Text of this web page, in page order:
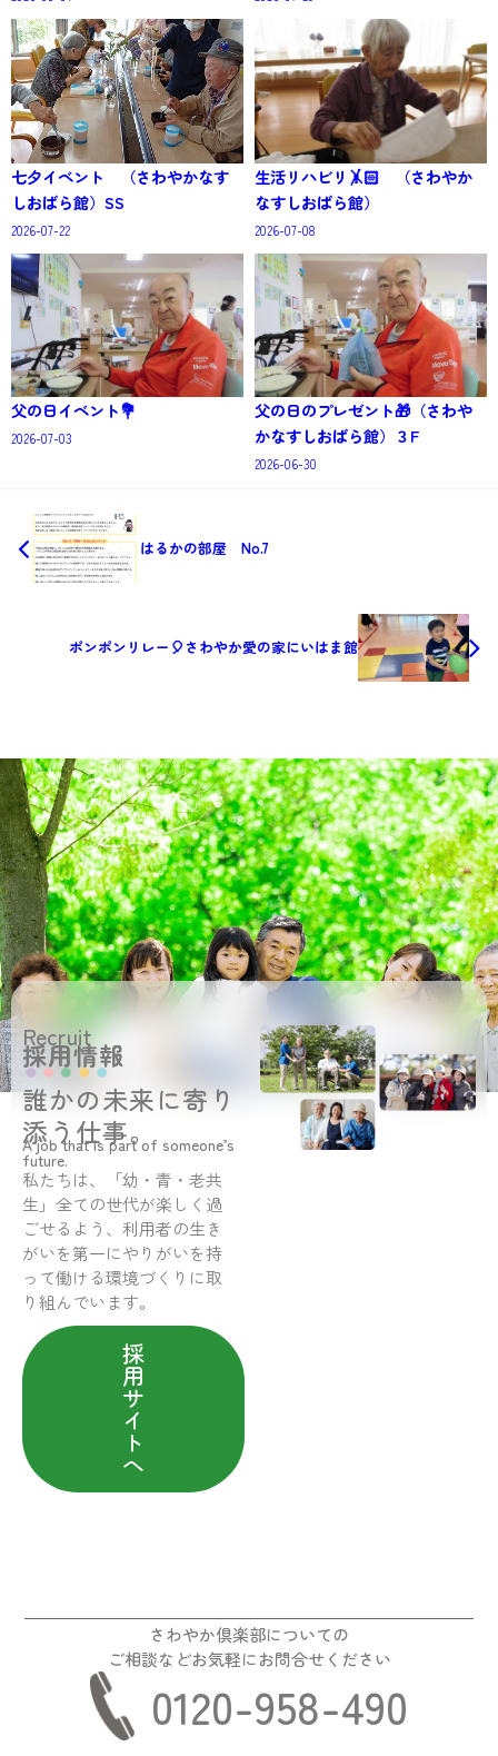
七夕イベント （さわやかなす
しおばら館）SS
2026-07-22
生活リハビリ🤸🏻 （さわやか
なすしおばら館）
2026-07-08
父の日イベント💐
2026-07-03
父の日のプレゼント🎁（さわや
かなすしおばら館）３F
2026-06-30
はるかの部屋 No.7
ポンポンリレー🎈さわやか愛の家にいはま館
Recruit
採用情報
誰かの未来に寄り
添う仕事。
A job that is part of someone’s
future.
私たちは、「幼・青・老共
生」全ての世代が楽しく過
ごせるよう、利用者の生き
がいを第一にやりがいを持
って働ける環境づくりに取
り組んでいます。
採
用
サ
イ
ト
へ
さわやか倶楽部についての
ご相談などお気軽にお問合せください
0120-958-490